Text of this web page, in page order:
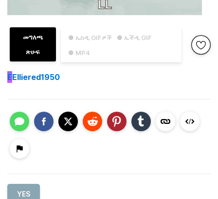
● ኤስዲ GIFዎች
● ኤችዲ GIF
● MP4
መግለጫ
ጽሁፍ
EElliered1950
YES